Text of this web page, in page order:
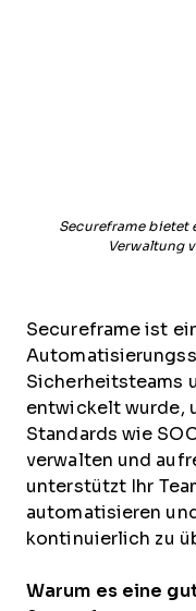
Secureframe bietet
Verwaltung
Secureframe ist
Sicherheitsteams
entwickelt wurde,
Standards wie
verwalten und
unterstützt Ihr
automatisieren
kontinuierlich zu
Warum es eine